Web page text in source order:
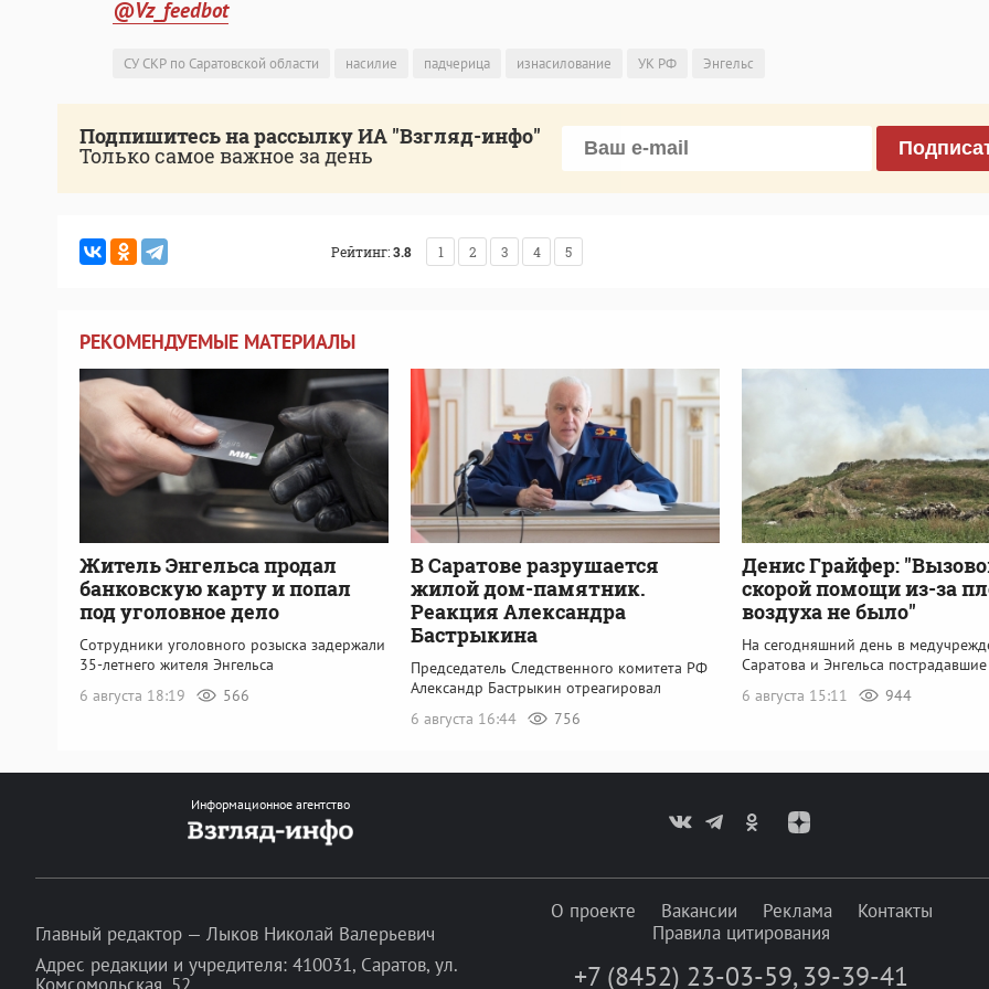
@Vz_feedbot
СУ СКР по Саратовской области насилие падчерица изнасилование УК РФ Энгельс
Подпишитесь на рассылку ИА "Взгляд-инфо"
Только самое важное за день
Рейтинг:3.8 1 2 3 4 5
РЕКОМЕНДУЕМЫЕ МАТЕРИАЛЫ
Житель Энгельса продал
банковскую карту и попал
под уголовное дело
Сотрудники уголовного розыска задержали
35-летнего жителя Энгельса
6 августа 18:19
566
В Саратове разрушается
жилой дом-памятник.
Реакция Александра
Бастрыкина
Председатель Следственного комитета РФ
Александр Бастрыкин отреагировал
6 августа 16:44
756
Денис Грайфер:
скорой помощи из-за
воздуха не было"
На сегодняшний день в
Саратова и Энгельса
6 августа 15:11
944
Информационное агентство
Главный редактор — Лыков Николай Валерьевич
Адрес редакции и учредителя: 410031, Саратов, ул.
О проекте Вакансии Реклама
Контакты
Правила цитирования
+7 (8452) 23-03-59, 39-39-41